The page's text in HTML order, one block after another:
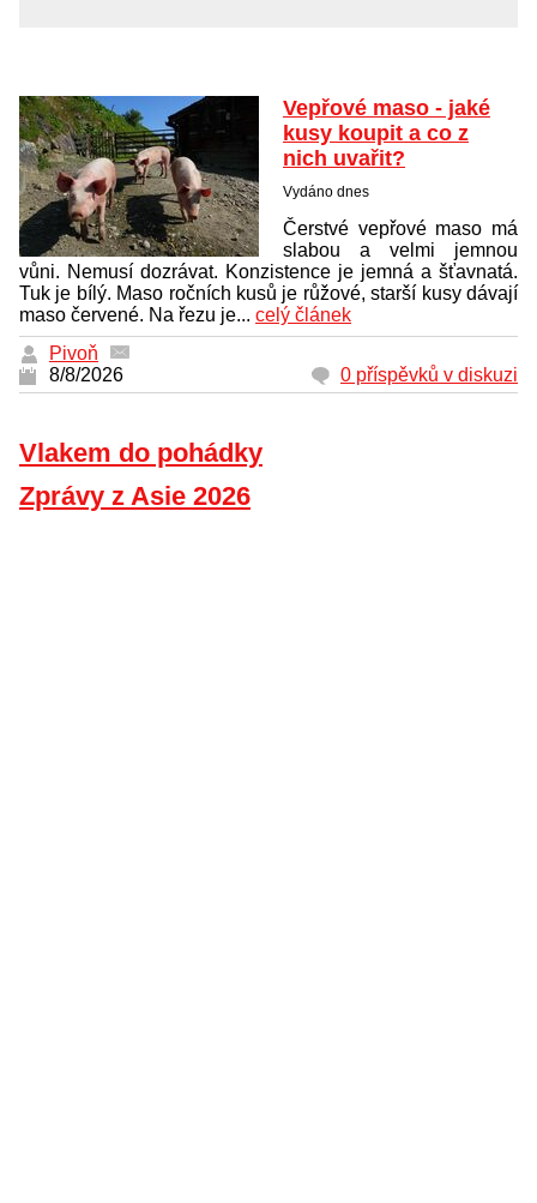
Vepřové maso - jaké
kusy koupit a co z
nich uvařit?
Vydáno dnes
Čerstvé vepřové maso má
slabou a velmi jemnou
vůni. Nemusí dozrávat. Konzistence je jemná a šťavnatá.
Tuk je bílý. Maso ročních kusů je růžové, starší kusy dávají
maso červené. Na řezu je... celý článek
Pivoň
8/8/2026
0 příspěvků v diskuzi
Vlakem do pohádky
Zprávy z Asie 2026